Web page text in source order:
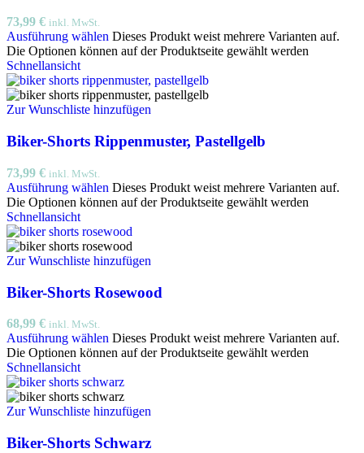
73,99 € inkl. MwSt.
Ausführung wählen Dieses Produkt weist mehrere Varianten auf.
Die Optionen können auf der Produktseite gewählt werden
Schnellansicht
Zur Wunschliste hinzufügen
Biker-Shorts Rippenmuster, Pastellgelb
73,99 € inkl. MwSt.
Ausführung wählen Dieses Produkt weist mehrere Varianten auf.
Die Optionen können auf der Produktseite gewählt werden
Schnellansicht
Zur Wunschliste hinzufügen
Biker-Shorts Rosewood
68,99 € inkl. MwSt.
Ausführung wählen Dieses Produkt weist mehrere Varianten auf.
Die Optionen können auf der Produktseite gewählt werden
Schnellansicht
Zur Wunschliste hinzufügen
Biker-Shorts Schwarz